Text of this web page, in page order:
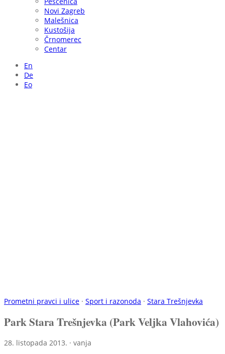
Novi Zagreb
Malešnica
Kustošija
Črnomerec
Centar
En
De
Eo
Prometni pravci i ulice · Sport i razonoda · Stara Trešnjevka
Park Stara Trešnjevka (Park Veljka Vlahovića)
28. listopada 2013. · vanja